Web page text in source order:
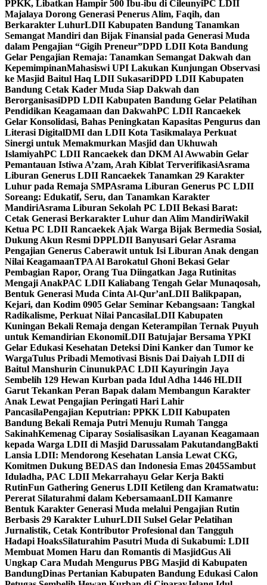
PPKK, Libatkan Hampir 500 Ibu-ibu di CileunyiPC LDII
Majalaya Dorong Generasi Penerus Alim, Faqih, dan
Berkarakter LuhurLDII Kabupaten Bandung Tanamkan
Semangat Mandiri dan Bijak Finansial pada Generasi Muda
dalam Pengajian “Gigih Preneur”DPD LDII Kota Bandung
Gelar Pengajian Remaja: Tanamkan Semangat Dakwah dan
KepemimpinanMahasiswi UPI Lakukan Kunjungan Observasi
ke Masjid Baitul Haq LDII SukasariDPD LDII Kabupaten
Bandung Cetak Kader Muda Siap Dakwah dan
BerorganisasiDPD LDII Kabupaten Bandung Gelar Pelatihan
Pendidikan Keagamaan dan DakwahPC LDII Rancaekek
Gelar Konsolidasi, Bahas Peningkatan Kapasitas Pengurus dan
Literasi DigitalDMI dan LDII Kota Tasikmalaya Perkuat
Sinergi untuk Memakmurkan Masjid dan Ukhuwah
IslamiyahPC LDII Rancaekek dan DKM Al Awwabin Gelar
Pemantauan Istiwa A’zam, Arah Kiblat TerverifikasiAsrama
Liburan Generus LDII Rancaekek Tanamkan 29 Karakter
Luhur pada Remaja SMPAsrama Liburan Generus PC LDII
Soreang: Edukatif, Seru, dan Tanamkan Karakter
MandiriAsrama Liburan Sekolah PC LDII Bekasi Barat:
Cetak Generasi Berkarakter Luhur dan Alim MandiriWakil
Ketua PC LDII Rancaekek Ajak Warga Bijak Bermedia Sosial,
Dukung Akun Resmi DPPLDII Banyusari Gelar Asrama
Pengajian Generus Caberawit untuk Isi Liburan Anak dengan
Nilai KeagamaanTPA Al Barokatul Ghoni Bekasi Gelar
Pembagian Rapor, Orang Tua Diingatkan Jaga Rutinitas
Mengaji AnakPAC LDII Kaliabang Tengah Gelar Munaqosah,
Bentuk Generasi Muda Cinta Al-Qur’anLDII Balikpapan,
Kejari, dan Kodim 0905 Gelar Seminar Kebangsaan: Tangkal
Radikalisme, Perkuat Nilai PancasilaLDII Kabupaten
Kuningan Bekali Remaja dengan Keterampilan Ternak Puyuh
untuk Kemandirian EkonomiLDII Batujajar Bersama YPKI
Gelar Edukasi Kesehatan Deteksi Dini Kanker dan Tumor ke
WargaTulus Pribadi Memotivasi Bisnis Dai Daiyah LDII di
Baitul Manshurin CinunukPAC LDII Kayuringin Jaya
Sembelih 129 Hewan Kurban pada Idul Adha 1446 HLDII
Garut Tekankan Peran Bapak dalam Membangun Karakter
Anak Lewat Pengajian Peringati Hari Lahir
PancasilaPengajian Keputrian: PPKK LDII Kabupaten
Bandung Bekali Remaja Putri Menuju Rumah Tangga
SakinahKemenag Ciparay Sosialisasikan Layanan Keagamaan
kepada Warga LDII di Masjid Darussalam PakutandangBakti
Lansia LDII: Mendorong Kesehatan Lansia Lewat CKG,
Komitmen Dukung BEDAS dan Indonesia Emas 2045Sambut
Iduladha, PAC LDII Mekarrahayu Gelar Kerja Bakti
RutinFun Gathering Generus LDII Ketileng dan Kramatwatu:
Pererat Silaturahmi dalam KebersamaanLDII Kamanre
Bentuk Karakter Generasi Muda melalui Pengajian Rutin
Berbasis 29 Karakter LuhurLDII Sulsel Gelar Pelatihan
Jurnalistik, Cetak Kontributor Profesional dan Tangguh
Hadapi HoaksSilaturahim Pasutri Muda di Sukabumi: LDII
Membuat Momen Haru dan Romantis di MasjidGus Ali
Ungkap Cara Mudah Mengurus PBG Masjid di Kabupaten
BandungDinas Pertanian Kabupaten Bandung Edukasi Calon